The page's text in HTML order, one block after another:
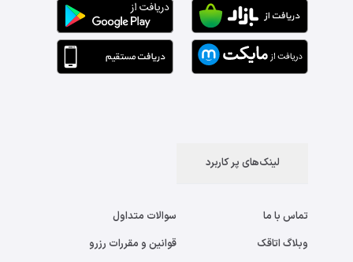
لینک‌های پر کاربرد
تماس با ما
وبلاگ اتاقک
سوالات متداول
قوانین و مقررات رزرو